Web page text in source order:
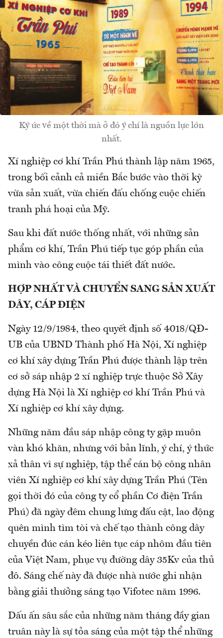
Ký ức về một thời mà ở đó ý chí là nguồn lực lớn
nhất.
Xí nghiệp cơ khí Trần Phú thành lập năm 1965,
trong bối cảnh cả miền Bắc bước vào thời kỳ
vừa sản xuất, vừa chiến đấu chống cuộc chiến
tranh phá hoại của Mỹ.
Sau khi đất nước thống nhất, với những sản
phẩm cơ khí, Trần Phú tiếp tục góp phần của
mình vào công cuộc tái thiết đất nước.
HỢP NHẤT VÀ CHUYỂN SANG SẢN XUẤT
DÂY, CÁP ĐIỆN
Ngày 12/9/1984, theo quyết định số 4018/QĐ-
UB của UBND Thành phố Hà Nội, Xí nghiệp
cơ khí xây dựng Trần Phú được thành lập trên
cơ sở sáp nhập 2 xí nghiệp trực thuộc Sở Xây
dựng Hà Nội là Xí nghiệp cơ khí Trần Phú và
Xí nghiệp cơ khí xây dựng.
Những năm đầu sáp nhập công ty gặp muôn
vàn khó khăn, nhưng với bản lĩnh, ý chí, ý thức
xả thân vì sự nghiệp, tập thể cán bộ công nhân
viên Xí nghiệp cơ khí xây dựng Trần Phú (Tên
gọi thời đó của công ty cổ phần Cơ điện Trần
Phú) đã ngày đêm chung lưng đấu cật, lao động
quên mình tìm tòi và chế tạo thành công dây
chuyền đúc cán kéo liên tục cáp nhôm đầu tiên
của Việt Nam, phục vụ đường dây 35Kv của thủ
đô. Sáng chế này đã được nhà nước ghi nhận
bằng giải thưởng sáng tạo Vifotec năm 1996.
Dấu ấn sâu sắc của những năm tháng đầy gian
truân này là sự tỏa sáng của một tập thể những